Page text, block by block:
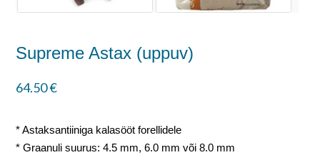
Supreme Astax (uppuv)
64.50€
* Astaksantiiniga kalasööt forellidele
* Graanuli suurus: 4.5 mm, 6.0 mm või 8.0 mm